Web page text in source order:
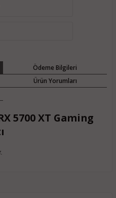
Ödeme Bilgileri
Ürün Yorumları
5700 XT Gaming